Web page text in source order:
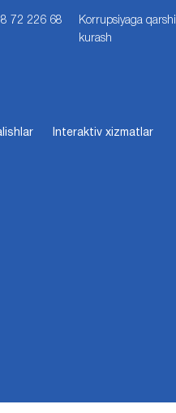
72 226 68
Korrupsiyaga qarshi
kurash
Interaktiv xizmatlar